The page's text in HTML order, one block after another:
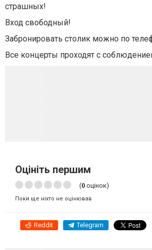
страшных!
Вход свободный!
Забронировать столик можно по
Все концерты проходят с
Оцініть першим
(0 оцінок)
Поки ще ніхто не оцінював
Reddit Telegram